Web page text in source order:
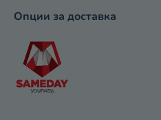
Опции за доставка